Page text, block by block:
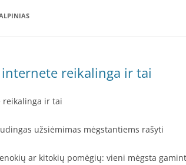
reikalinga ir tai
ir tai
užsiėmimas mėgstantiems rašyti
ar kitokių pomėgių: vieni mėgsta